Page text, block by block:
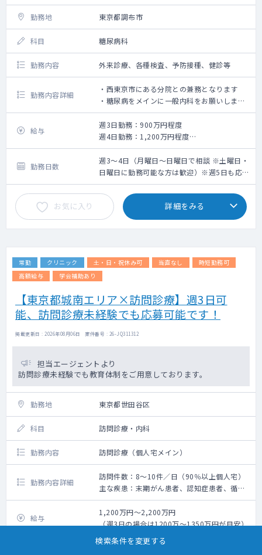
勤務地 東京都調布市
科目 糖尿病科
勤務内容 外来診療、各種検査、予防接種、健診等
勤務内容詳細
・西東京市にある分院との兼務となります
・糖尿病をメインに一般内科をお願いします
（1,2型糖尿病の他、症例数が豊富）
・外来数については初診の方を担当していた
だき、徐々に増えていくイメージです（担当
医制）
※初診はあまり多くはありませんので、5～
10名/日でのスタートとなるかと思います
※参考：院長先生は40～50名/日診療され
ております
・発熱外来もお願いするかもしれません
・土日曜日可能な方を探しております（終了
時間は17時になります）※土日どちらかでも
す。（ほとんどの曜日を終日2診体制で診療に
更新可能な症例が集まります（1型糖尿病も
有、内分泌症例もあり）
・スタッフの体制を充実させており、オペレ
ーションが良いため医師は診療のみを行って
いただきます
給与
週3日勤務：900万円程度
週4日勤務：1,200万円程度
※週5日勤務についても応相談
勤務日数
週3～4日（月曜日～日曜日で相談 ※土曜日・
日曜日に勤務可能な方は歓迎）※週5日も応相
談
お気に入り 詳細をみる
常勤 クリニック 土・日・祝休み可 当直なし
時短勤務可
高額給与
学会補助あり
【東京都城南エリア×訪問診療】週3日可
能、訪問診療未経験でも応募可能です！
掲載更新日 : 2026年08月06日 案件番号 : 26-JQ311312
担当エージェントより
訪問診療未経験でも教育体制をご用意しております。
勤務地 東京都世田谷区
科目 訪問診療・内科
勤務内容 訪問診療（個人宅メイン）
勤務内容詳細
訪問件数：8～10件／日（90％以上個人宅）
主な疾患：末期がん患者、認知症患者、循環
器系疾患患者
給与
1,200万円～2,200万円
（週3日の場合は1200万～1350万円が目安）
週4～5日 ※週3日応相談
検索条件を変更する